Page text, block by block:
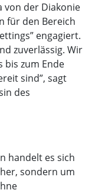
von der Diakonie
für den Bereich
engagiert.
zuverlässig. Wir
bis zum Ende
sind”, sagt
des
handelt es sich
sondern um